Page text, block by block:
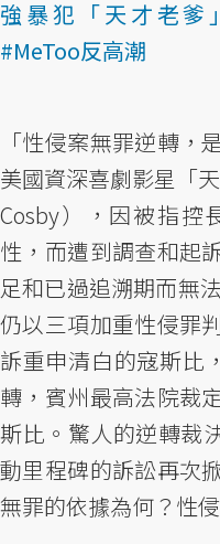
強暴犯「天才老爹
#MeToo反高潮
「性侵案無罪逆轉，
美國資深喜劇影星「
Cosby），因被指控
性，而遭到調查和起
足和已過追溯期而無
仍以三項加重性侵罪
訴重申清白的寇斯比
轉，賓州最高法院裁
斯比。驚人的逆轉裁
動里程碑的訴訟再次
無罪的依據為何？性